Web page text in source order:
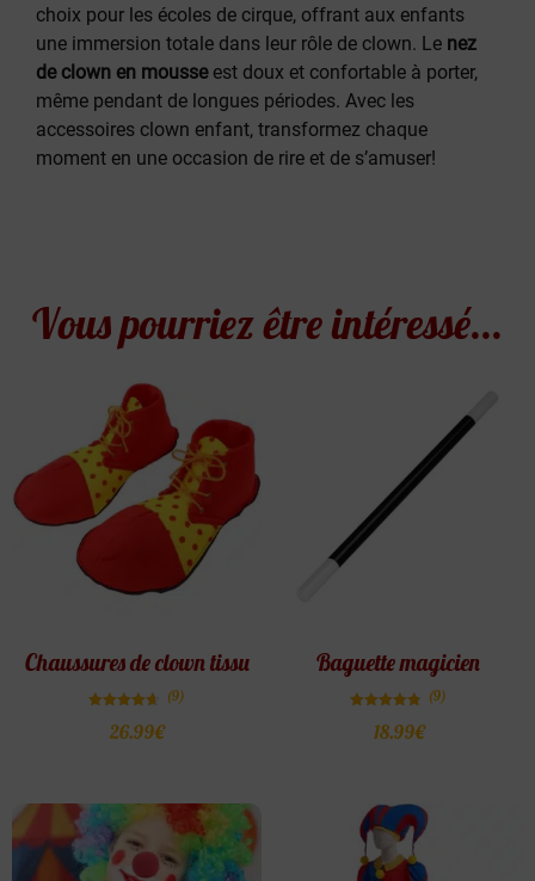
choix pour les écoles de cirque, offrant aux enfants
une immersion totale dans leur rôle de clown. Le nez
de clown en mousseest doux et confortable à porter,
même pendant de longues périodes. Avec les
accessoires clown enfant, transformez chaque
moment en une occasion de rire et de s’amuser!
Vous pourriez être intéressé...
Chaussures de clown tissu
4.67
(9)
26.99€
Baguette magicien
4.78
(9)
18.99€